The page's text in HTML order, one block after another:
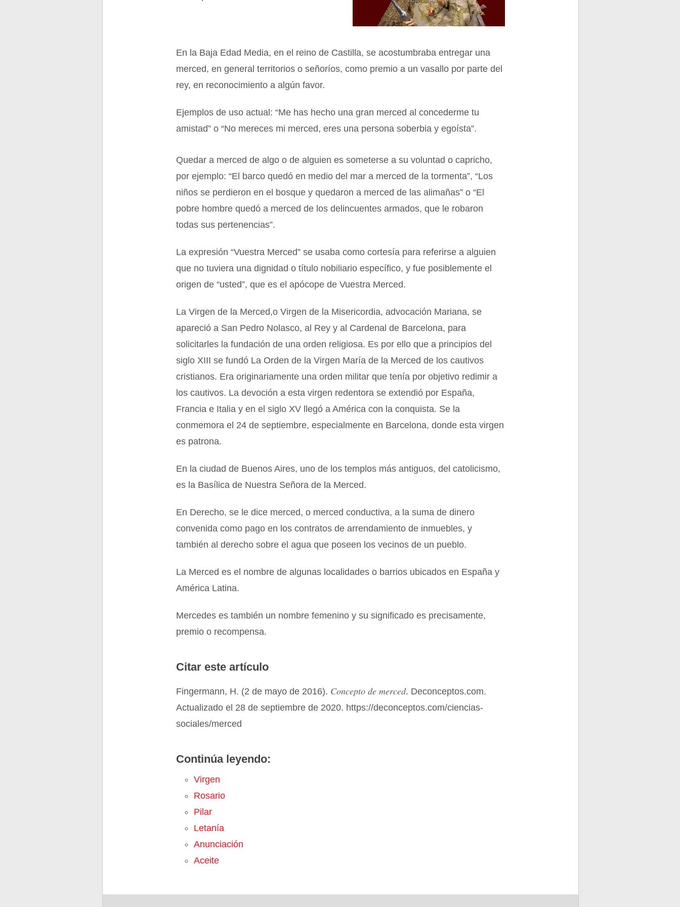
En la Baja Edad Media, en el reino de Castilla, se acostumbraba entregar una
merced, en general territorios o señoríos, como premio a un vasallo por parte del
rey, en reconocimiento a algún favor.
Ejemplos de uso actual: “Me has hecho una gran merced al concederme tu
amistad” o “No mereces mi merced, eres una persona soberbia y egoísta”.
Quedar a merced de algo o de alguien es someterse a su voluntad o capricho,
por ejemplo: “El barco quedó en medio del mar a merced de la tormenta”, “Los
niños se perdieron en el bosque y quedaron a merced de las alimañas” o “El
pobre hombre quedó a merced de los delincuentes armados, que le robaron
todas sus pertenencias”.
La expresión “Vuestra Merced” se usaba como cortesía para referirse a alguien
que no tuviera una dignidad o título nobiliario específico, y fue posiblemente el
origen de “usted”, que es el apócope de Vuestra Merced.
La Virgen de la Merced,o Virgen de la Misericordia, advocación Mariana, se
apareció a San Pedro Nolasco, al Rey y al Cardenal de Barcelona, para
solicitarles la fundación de una orden religiosa. Es por ello que a principios del
siglo XIII se fundó La Orden de la Virgen María de la Merced de los cautivos
cristianos. Era originariamente una orden militar que tenía por objetivo redimir a
los cautivos. La devoción a esta virgen redentora se extendió por España,
Francia e Italia y en el siglo XV llegó a América con la conquista. Se la
conmemora el 24 de septiembre, especialmente en Barcelona, donde esta virgen
es patrona.
En la ciudad de Buenos Aires, uno de los templos más antiguos, del catolicismo,
es la Basílica de Nuestra Señora de la Merced.
En Derecho, se le dice merced, o merced conductiva, a la suma de dinero
convenida como pago en los contratos de arrendamiento de inmuebles, y
también al derecho sobre el agua que poseen los vecinos de un pueblo.
La Merced es el nombre de algunas localidades o barrios ubicados en España y
América Latina.
Mercedes es también un nombre femenino y su significado es precisamente,
premio o recompensa.
Citar este artículo
Fingermann, H. (2 de mayo de 2016). Concepto de merced. Deconceptos.com.
Actualizado el 28 de septiembre de 2020. https://deconceptos.com/ciencias-
sociales/merced
Continúa leyendo:
Virgen
Rosario
Pilar
Letanía
Anunciación
Aceite